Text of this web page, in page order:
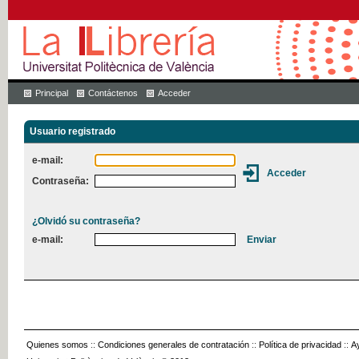
Principal Contáctenos Acceder
Usuario registrado
e-mail:
Contraseña:
¿Olvidó su contraseña?
e-mail:
Quienes somos :: Condiciones generales de contratación :: Política de privacidad ::